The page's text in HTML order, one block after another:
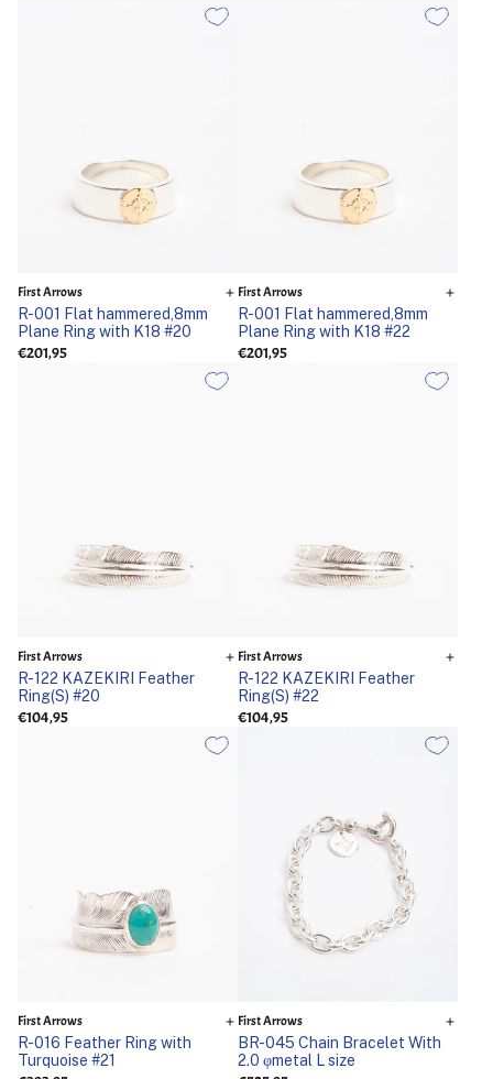
First Arrows
R-001 Flat hammered,8mm
Plane Ring with K18 #20
€201,95
First Arrows
R-001 Flat hammered,8mm
Plane Ring with K18 #22
€201,95
First Arrows
R-122 KAZEKIRI Feather
Ring(S) #20
€104,95
First Arrows
R-122 KAZEKIRI Feather
Ring(S) #22
€104,95
First Arrows
R-016 Feather Ring with
Turquoise #21
First Arrows
BR-045 Chain Bracelet With
2.0 φmetal L size